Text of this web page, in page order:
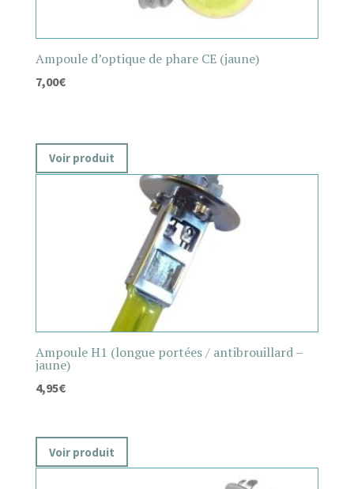
Ampoule d’optique de phare CE (jaune)
7,00€
Voir produit
Ampoule H1 (longue portées / antibrouillard –
jaune)
4,95€
Voir produit